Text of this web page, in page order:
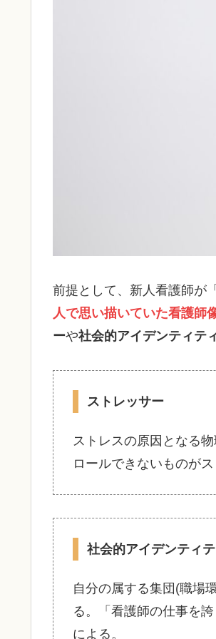
前提として、新人看護師が
人で思い描いていた看護師
ーや社会的アイデンティテ
ストレッサー
ストレスの原因となる
ロールできないものが
社会的アイデンティ
自分の属する集団(職場
る。「看護師の仕事を
による。